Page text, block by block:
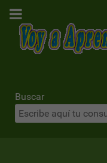
Buscar